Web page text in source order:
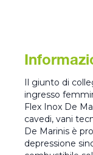
Il giunto di
ingresso
Flex Inox De
cavedi, vani
De Marinis è
depressione